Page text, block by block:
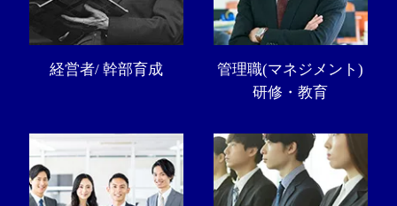
経営者/ 幹部育成
管理職(マネジメント)
研修・教育